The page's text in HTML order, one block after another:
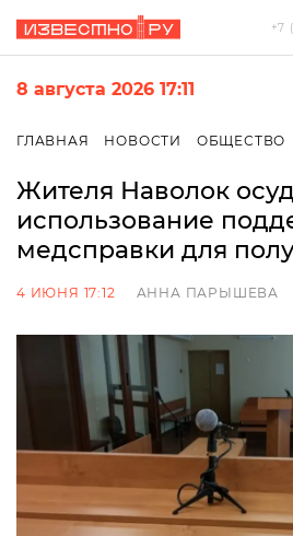
+7
8 августа 2026 17:11
ГЛАВНАЯ НОВОСТИ ОБЩЕСТВО
Жителя Наволок
использование
медсправки для
4 ИЮНЯ 17:12 АННА ПАРЫШЕВА